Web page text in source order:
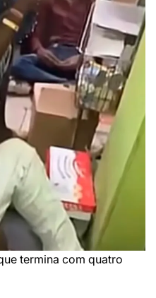
termina com quatro